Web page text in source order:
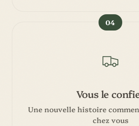
04
Vous le
Une nouvelle histoire
chez vous